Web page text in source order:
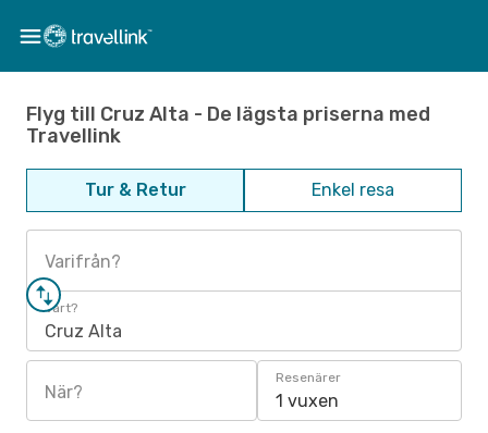
Flyg till Cruz Alta - De lägsta priserna med
Travellink
Tur & Retur Enkel resa
Varifrån?
Vart?
Cruz Alta
När?
Resenärer
1 vuxen